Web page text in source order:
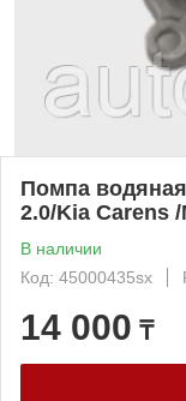
Помпа водяная
2.0/Kia Carens
В наличии
Код: 45000435sx
14 000 ₸